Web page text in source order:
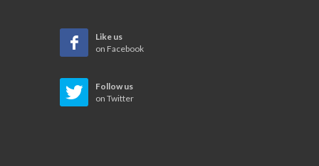
Like us
on Facebook
Follow us
on Twitter